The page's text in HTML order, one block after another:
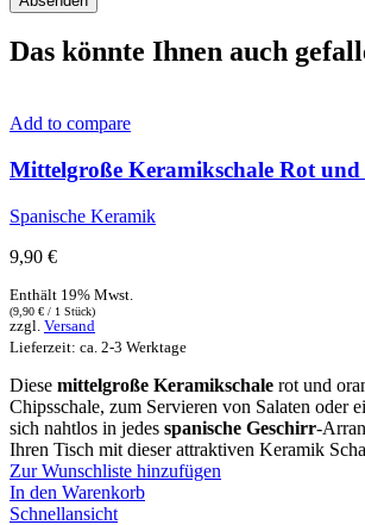
Das könnte Ihnen auch
Add to compare
Mittelgroße Keramikschale Rot
Spanische Keramik
9,90 €
Enthält 19% Mwst.
(9,90 € / 1 Stück)
zzgl. Versand
Lieferzeit: ca. 2-3 Werktage
Diese mittelgroße Keramikschale rot und
Chipsschale, zum Servieren von Salaten oder
sich nahtlos in jedes spanische Geschirr-
Ihren Tisch mit dieser attraktiven Keramik
Zur Wunschliste hinzufügen
In den Warenkorb
Schnellansicht